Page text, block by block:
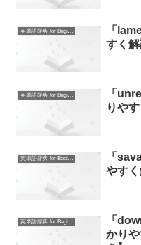
英単語辞典 for Beginners
「
すく解
英単語辞典 for Beginners
「
りや
英単語辞典 for Beginners
「
やすく
英単語辞典 for Beginners
「
かり